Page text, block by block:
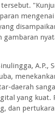
gambaran
A.P.,
daerah
yang kuat.
dan